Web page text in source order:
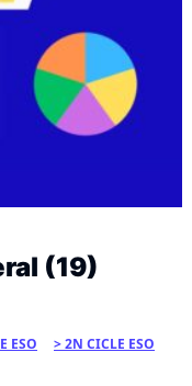
(19)
ESO
2N CICLE ESO